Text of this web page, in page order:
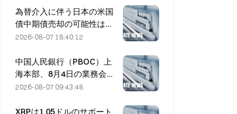
選定
為替介入に伴う日本の米国
債中期債売却の可能性は低
く、ロングエンド利回りへ
2026-08-07 18:40:12
中国人民銀行（PBOC）上
海本部、8月4日の業務会議
で暗号資産の取り締まりを
2026-08-07 09:43:48
XRPは1.05ドルのサポート